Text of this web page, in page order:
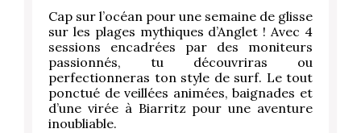
Cap sur l’océan pour une semaine de glisse
sur les plages mythiques d’Anglet ! Avec 4
sessions encadrées par des moniteurs
passionnés, tu découvriras ou
perfectionneras ton style de surf. Le tout
ponctué de veillées animées, baignades et
d’une virée à Biarritz pour une aventure
inoubliable.